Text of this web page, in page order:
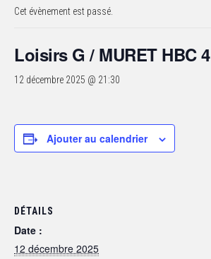
Cet évènement est passé.
Loisirs G / MURET HBC 4
12 décembre 2025 @ 21:30
Ajouter au calendrier
DÉTAILS
Date :
12 décembre 2025